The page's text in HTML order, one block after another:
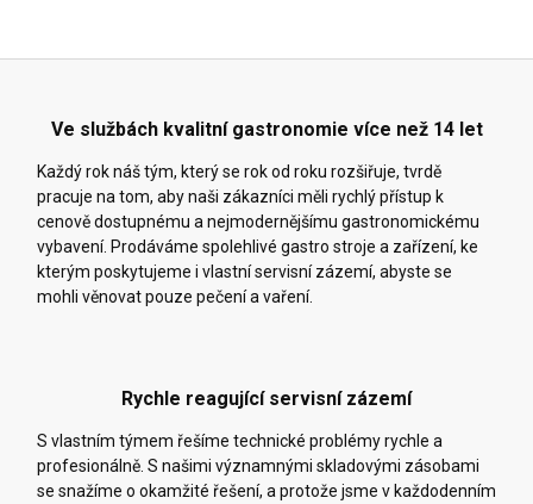
Ve službách kvalitní gastronomie více než 14 let
Každý rok náš tým, který se rok od roku rozšiřuje, tvrdě
pracuje na tom, aby naši zákazníci měli rychlý přístup k
cenově dostupnému a nejmodernějšímu gastronomickému
vybavení. Prodáváme spolehlivé gastro stroje a zařízení, ke
kterým poskytujeme i vlastní servisní zázemí, abyste se
mohli věnovat pouze pečení a vaření.
Rychle reagující servisní zázemí
S vlastním týmem řešíme technické problémy rychle a
profesionálně. S našimi významnými skladovými zásobami
se snažíme o okamžité řešení, a protože jsme v každodenním